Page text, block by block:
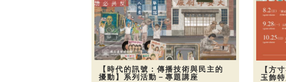
【時代的訊號：傳播技術與民主的
擾動】系列活動－專題講座
【方
玉飾